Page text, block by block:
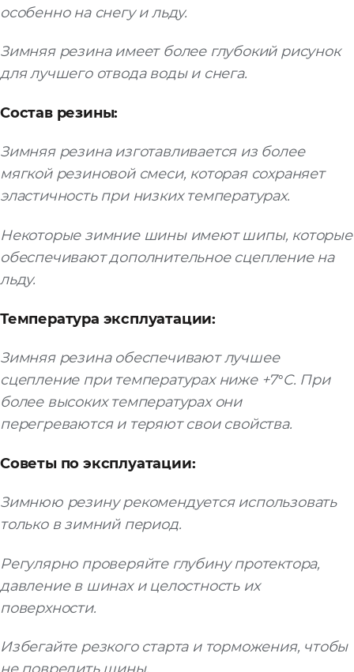
особенно на снегу и льду.
Зимняя резина имеет более глубокий рисунок
для лучшего отвода воды и снега.
Состав резины:
Зимняя резина изготавливается из более
мягкой резиновой смеси, которая сохраняет
эластичность при низких температурах.
Некоторые зимние шины имеют шипы, которые
обеспечивают дополнительное сцепление на
льду.
Температура эксплуатации:
Зимняя резина обеспечивают лучшее
сцепление при температурах ниже +7°C. При
более высоких температурах они
перегреваются и теряют свои свойства.
Советы по эксплуатации:
Зимнюю резину рекомендуется использовать
только в зимний период.
Регулярно проверяйте глубину протектора,
давление в шинах и целостность их
поверхности.
Избегайте резкого старта и торможения, чтобы